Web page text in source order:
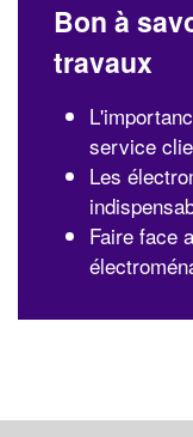
Bon à
travaux
service
Les
Faire face